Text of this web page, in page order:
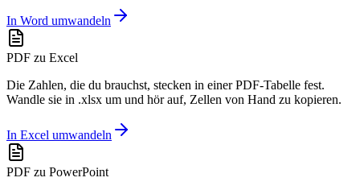
In Word umwandeln
PDF zu Excel
Die Zahlen, die du brauchst, stecken in einer PDF-Tabelle fest.
Wandle sie in .xlsx um und hör auf, Zellen von Hand zu kopieren.
In Excel umwandeln
PDF zu PowerPoint